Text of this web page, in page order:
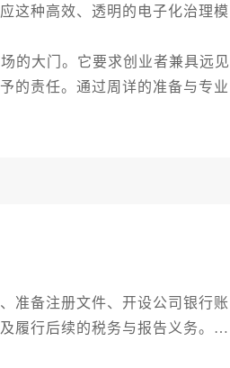
这种高效、透明的电子化治理模
大门。它要求创业者兼具远见
的责任。通过周详的准备与专业
准备注册文件、开设公司银行账
履行后续的税务与报告义务。其